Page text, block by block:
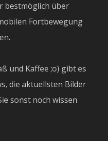
bestmöglich über
Fortbewegung
und Kaffee ;o) gibt es
die aktuellsten Bilder
sonst noch wissen